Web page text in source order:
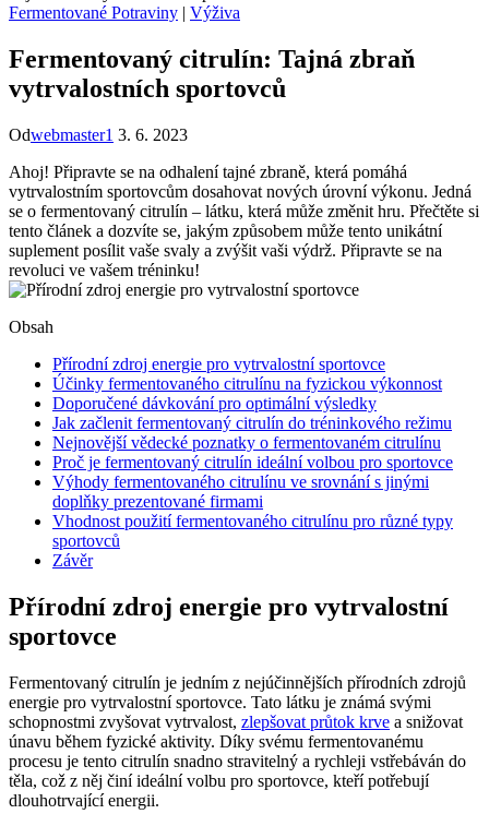
Fermentované Potraviny | Výživa
Fermentovaný citrulín: Tajná zbraň
vytrvalostních sportovců
Odwebmaster1 3. 6. 2023
Ahoj! Připravte se na odhalení tajné zbraně, která pomáhá
vytrvalostním sportovcům dosahovat nových úrovní výkonu. Jedná
se o fermentovaný citrulín – látku, která může změnit hru. Přečtěte si
tento článek a dozvíte se, jakým způsobem může tento unikátní
suplement posílit vaše svaly a zvýšit vaši výdrž. Připravte se na
revoluci ve vašem tréninku!
Obsah
Přírodní zdroj energie pro vytrvalostní sportovce
Účinky fermentovaného citrulínu na fyzickou výkonnost
Doporučené dávkování pro optimální výsledky
Jak začlenit fermentovaný citrulín do tréninkového režimu
Nejnovější vědecké poznatky o fermentovaném citrulínu
Proč je fermentovaný citrulín ideální volbou pro sportovce
Výhody fermentovaného citrulínu ve srovnání s jinými
doplňky prezentované firmami
Vhodnost použití fermentovaného citrulínu pro různé typy
sportovců
Závěr
Přírodní zdroj energie pro vytrvalostní
sportovce
Fermentovaný citrulín je jedním z nejúčinnějších přírodních zdrojů
energie pro vytrvalostní sportovce. Tato látku je známá svými
schopnostmi zvyšovat vytrvalost, zlepšovat průtok krve a snižovat
únavu během fyzické aktivity. Díky svému fermentovanému
procesu je tento citrulín snadno stravitelný a rychleji vstřebáván do
těla, což z něj činí ideální volbu pro sportovce, kteří potřebují
dlouhotrvající energii.